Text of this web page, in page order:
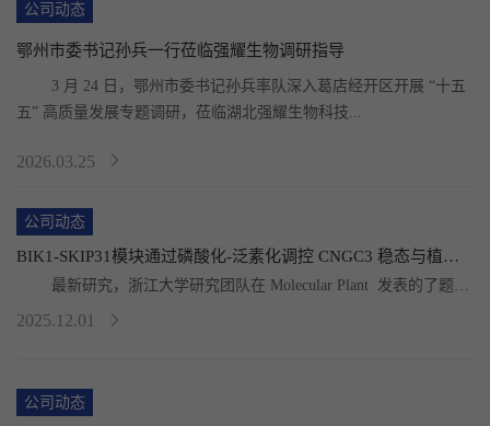
公司动态
鄂州市委书记孙兵一行莅临强耀生物调研指导
	3 月 24 日，鄂州市委书记孙兵率队深入葛店经开区开展 “十五
五” 高质量发展专题调研，莅临湖北强耀生物科技...
2026.03.25
公司动态
BIK1-SKIP31模块通过磷酸化-泛素化调控 CNGC3 稳态与植物免疫
	最新研究，浙江大学研究团队在 Molecular Plant  发表的了题为
“BIK1-mediated phosphorylation and ...
2025.12.01
公司动态